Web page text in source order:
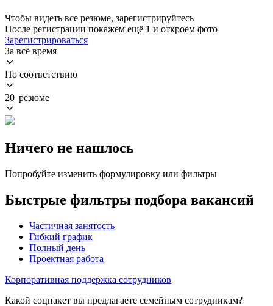
Чтобы видеть все резюме, зарегистрируйтесь
После регистрации покажем ещё 1 и откроем фото
Зарегистрироваться
За всё время
По соответствию
20 резюме
Ничего не нашлось
Попробуйте изменить формулировку или фильтры
Быстрые фильтры подбора вакансий
Частичная занятость
Гибкий график
Полный день
Проектная работа
Корпоративная поддержка сотрудников
Какой соцпакет вы предлагаете семейным сотрудникам?